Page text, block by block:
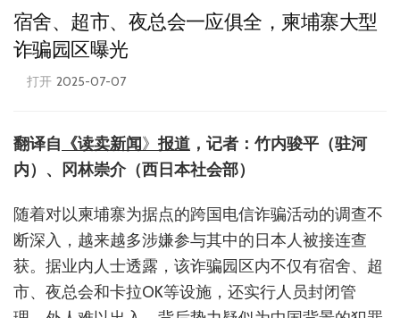
宿舍、超市、夜总会一应俱全，柬埔寨大型
诈骗园区曝光
打开 2025-07-07
翻译自 《读卖新闻》 报道 ，记者：竹内骏平（驻河
内）、冈林崇介（西日本社会部）
随着对以柬埔寨为据点的跨国电信诈骗活动的调查不
断深入，越来越多涉嫌参与其中的日本人被接连查
获。据业内人士透露，该诈骗园区内不仅有宿舍、超
市、夜总会和卡拉OK等设施，还实行人员封闭管